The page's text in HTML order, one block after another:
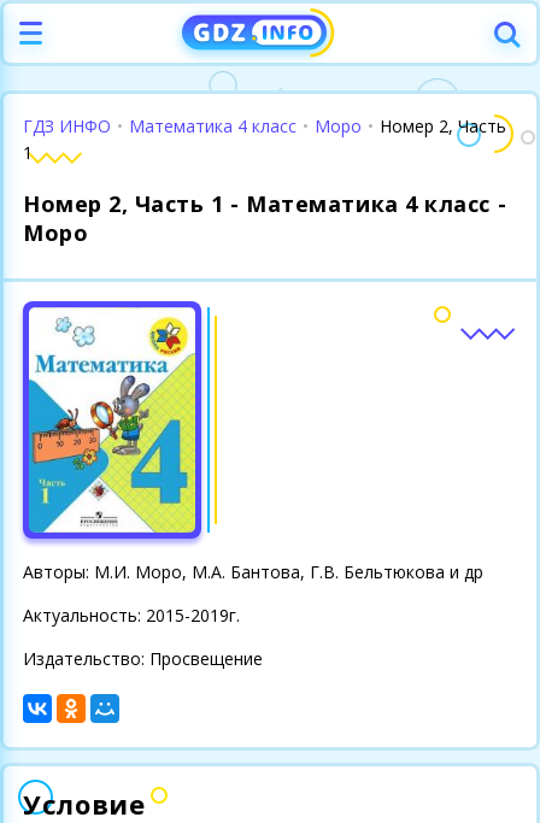
ГДЗ ИНФО • Математика 4 класс • Моро • Номер 2, Часть
1
Номер 2, Часть 1 - Математика 4 класс -
Моро
Авторы: М.И. Моро, М.А. Бантова, Г.В. Бельтюкова и др
Актуальность: 2015-2019г.
Издательство: Просвещение
Условие